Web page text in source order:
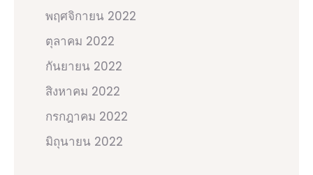
พฤศจิกายน 2022
ตุลาคม 2022
กันยายน 2022
สิงหาคม 2022
กรกฎาคม 2022
มิถุนายน 2022